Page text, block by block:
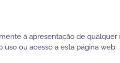
à apresentação de qualquer
ou acesso a esta página web.